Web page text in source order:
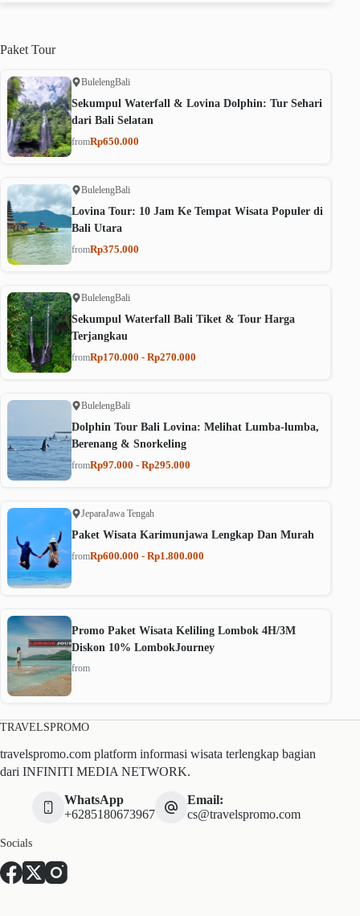
Paket Tour
BulelengBali
Sekumpul Waterfall & Lovina Dolphin: Tur Sehari
dari Bali Selatan
fromRp650.000
BulelengBali
Lovina Tour: 10 Jam Ke Tempat Wisata Populer di
Bali Utara
fromRp375.000
BulelengBali
Sekumpul Waterfall Bali Tiket & Tour Harga
Terjangkau
fromRp170.000 - Rp270.000
BulelengBali
Dolphin Tour Bali Lovina: Melihat Lumba-lumba,
Berenang & Snorkeling
fromRp97.000 - Rp295.000
JeparaJawa Tengah
Paket Wisata Karimunjawa Lengkap Dan Murah
fromRp600.000 - Rp1.800.000
Promo Paket Wisata Keliling Lombok 4H/3M
Diskon 10% LombokJourney
from
TRAVELSPROMO
travelspromo.com platform informasi wisata terlengkap bagian
dari INFINITI MEDIA NETWORK.
WhatsApp
+6285180673967
Email:
cs@travelspromo.com
Socials